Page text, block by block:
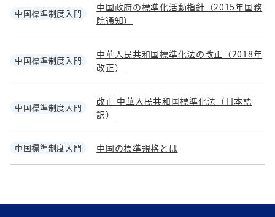
中国標準制度入門
中国政府の標準化活動指針（2015年国務
院通知）
中国標準制度入門
中華人民共和国標準化法の改正（2018年
改正）
中国標準制度入門
改正 中華人民共和国標準化法（日本語
訳）
中国標準制度入門 中国の標準規格とは